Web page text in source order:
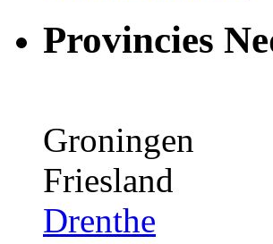
Provincies
Groningen
Friesland
Drenthe